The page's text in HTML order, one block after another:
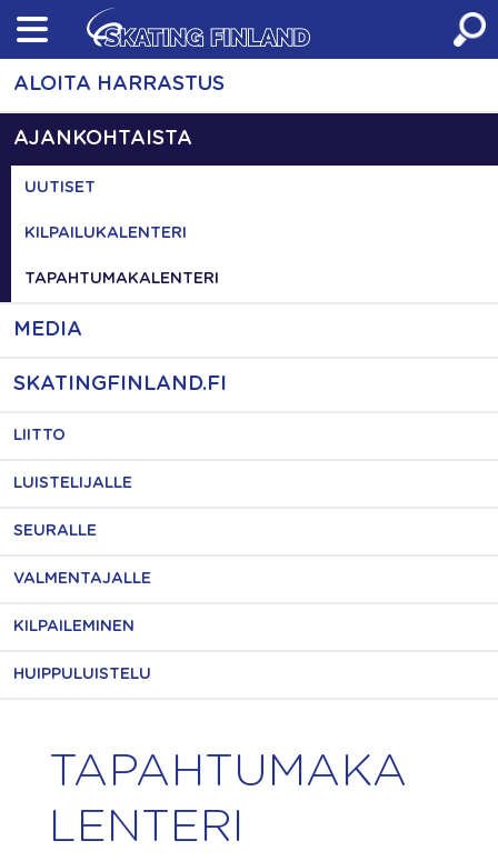
Skip
content
ALOITA HARRASTUS
AJANKOHTAISTA
UUTISET
KILPAILUKALENTERI
TAPAHTUMAKALENTERI
MEDIA
SKATINGFINLAND.FI
LIITTO
LUISTELIJALLE
SEURALLE
VALMENTAJALLE
KILPAILEMINEN
HUIPPULUISTELU
TAPAHTUMAKA
LENTERI